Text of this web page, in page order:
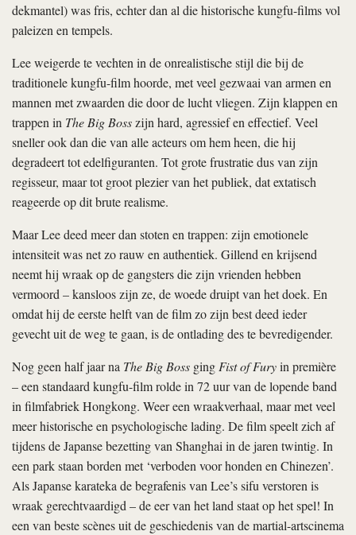
dekmantel) was fris, echter dan al die historische kungfu-films vol
paleizen en tempels.
Lee weigerde te vechten in de onrealistische stijl die bij de
traditionele kungfu-film hoorde, met veel gezwaai van armen en
mannen met zwaarden die door de lucht vliegen. Zijn klappen en
trappen in The Big Bosszijn hard, agressief en effectief. Veel
sneller ook dan die van alle acteurs om hem heen, die hij
degradeert tot edelfiguranten. Tot grote frustratie dus van zijn
regisseur, maar tot groot plezier van het publiek, dat extatisch
reageerde op dit brute realisme.
Maar Lee deed meer dan stoten en trappen: zijn emotionele
intensiteit was net zo rauw en authentiek. Gillend en krijsend
neemt hij wraak op de gangsters die zijn vrienden hebben
vermoord – kansloos zijn ze, de woede druipt van het doek. En
omdat hij de eerste helft van de film zo zijn best deed ieder
gevecht uit de weg te gaan, is de ontlading des te bevredigender.
Nog geen half jaar na The Big Boss ging Fist of Furyin première
– een standaard kungfu-film rolde in 72 uur van de lopende band
in filmfabriek Hongkong. Weer een wraakverhaal, maar met veel
meer historische en psychologische lading. De film speelt zich af
tijdens de Japanse bezetting van Shanghai in de jaren twintig. In
een park staan borden met ‘verboden voor honden en Chinezen’.
Als Japanse karateka de begrafenis van Lee’s sifu verstoren is
wraak gerechtvaardigd – de eer van het land staat op het spel! In
een van beste scènes uit de geschiedenis van de martial-artscinema